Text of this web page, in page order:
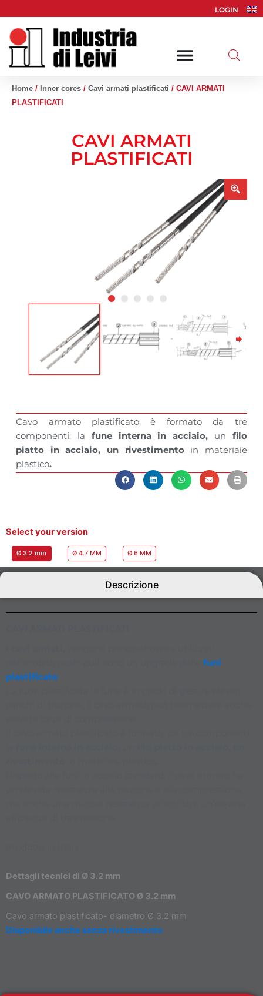
al
contenuto
LOGIN
Home / Inner cores / Cavi armati plastificati / CAVI ARMATI
PLASTIFICATI
CAVI ARMATI
PLASTIFICATI
Cavo armato plastificato è formato da tre
componenti: la fune interna in acciaio, unfilo
piatto in acciaio, un rivestimentoin materiale
plastico.
Select your version
Ø 3.2 mm Ø 4.7 MM Ø 6 MM
Descrizione
funi
plastificate
Dettagli tecnici di Ø 3.2 mm
CAVO ARMATO PLASTIFICATO Ø 3.2 mm
Cavo armato plastificato- diametro Ø 3.2 mm
Disponibile anche senza rivestimento